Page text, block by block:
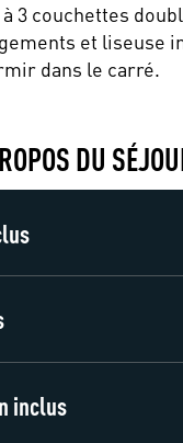
3 couchettes
et liseuse
dans le carré.
DU
inclus